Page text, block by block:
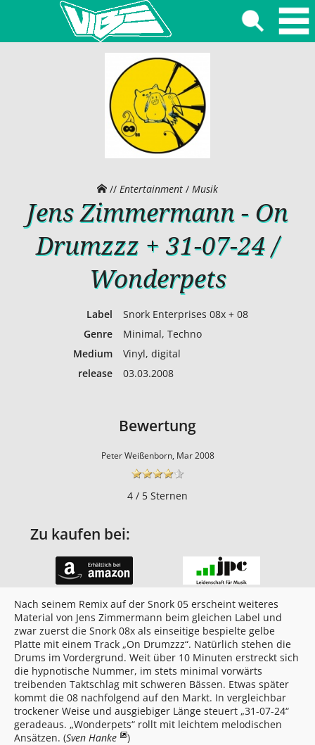
// Entertainment / Musik
Jens Zimmermann - On
Drumzzz + 31-07-24 /
Wonderpets
Label
Snork Enterprises 08x + 08
Genre
Minimal, Techno
Medium
Vinyl, digital
release
03.03.2008
Bewertung
Peter Weißenborn, Mar 2008
4 / 5 Sternen
Zu kaufen bei:
Nach seinem Remix auf der Snork 05 erscheint weiteres
Material von Jens Zimmermann beim gleichen Label und
zwar zuerst die Snork 08x als einseitige bespielte gelbe
Platte mit einem Track „On Drumzzz“. Natürlich stehen die
Drums im Vordergrund. Weit über 10 Minuten erstreckt sich
die hypnotische Nummer, im stets minimal vorwärts
treibenden Taktschlag mit schweren Bässen. Etwas später
kommt die 08 nachfolgend auf den Markt. In vergleichbar
trockener Weise und ausgiebiger Länge steuert „31-07-24“
geradeaus. „Wonderpets“ rollt mit leichtem melodischen
Ansätzen. (Sven Hanke )